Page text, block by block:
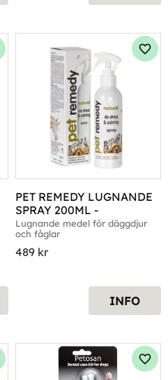
till i favoriter
PET REMEDY LUGNANDE
SPRAY 200ML -
Lugnande medel för däggdjur
och fåglar
489 kr
INFO
till i favoriter